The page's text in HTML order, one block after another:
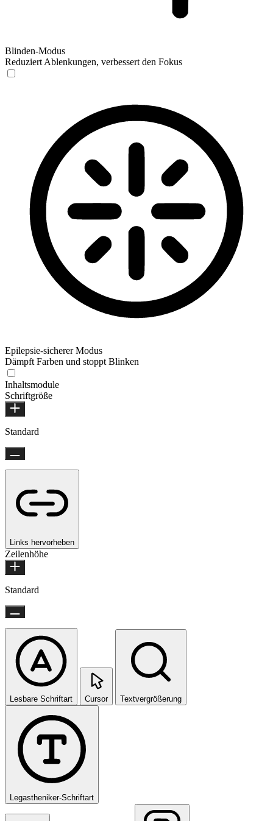
Blinden-Modus
Reduziert Ablenkungen, verbessert den Fokus
Epilepsie-sicherer Modus
Dämpft Farben und stoppt Blinken
Inhaltsmodule
Schriftgröße
Standard
Links hervorheben
Zeilenhöhe
Standard
Lesbare Schriftart Cursor Textvergrößerung
Legastheniker-Schriftart